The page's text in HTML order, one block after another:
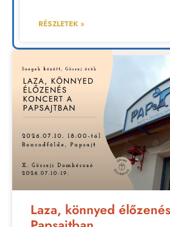
RÉSZLETEK »
Laza, könnyed